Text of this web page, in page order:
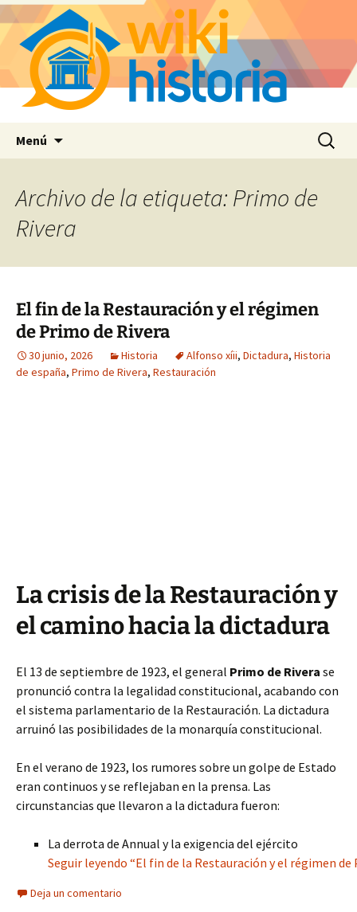
Menú Buscar:
Archivo de la etiqueta: Primo de
Rivera
El fin de la Restauración y el régimen
de Primo de Rivera
30 junio, 2026 Historia Alfonso xíii, Dictadura, Historia
de españa, Primo de Rivera, Restauración
La crisis de la Restauración y
el camino hacia la dictadura
El 13 de septiembre de 1923, el general Primo de Rivera se
pronunció contra la legalidad constitucional, acabando con
el sistema parlamentario de la Restauración. La dictadura
arruinó las posibilidades de la monarquía constitucional.
En el verano de 1923, los rumores sobre un golpe de Estado
eran continuos y se reflejaban en la prensa. Las
circunstancias que llevaron a la dictadura fueron:
La derrota de Annual y la exigencia del ejército
Seguir leyendo “El fin de la Restauración y el régimen de
Deja un comentario